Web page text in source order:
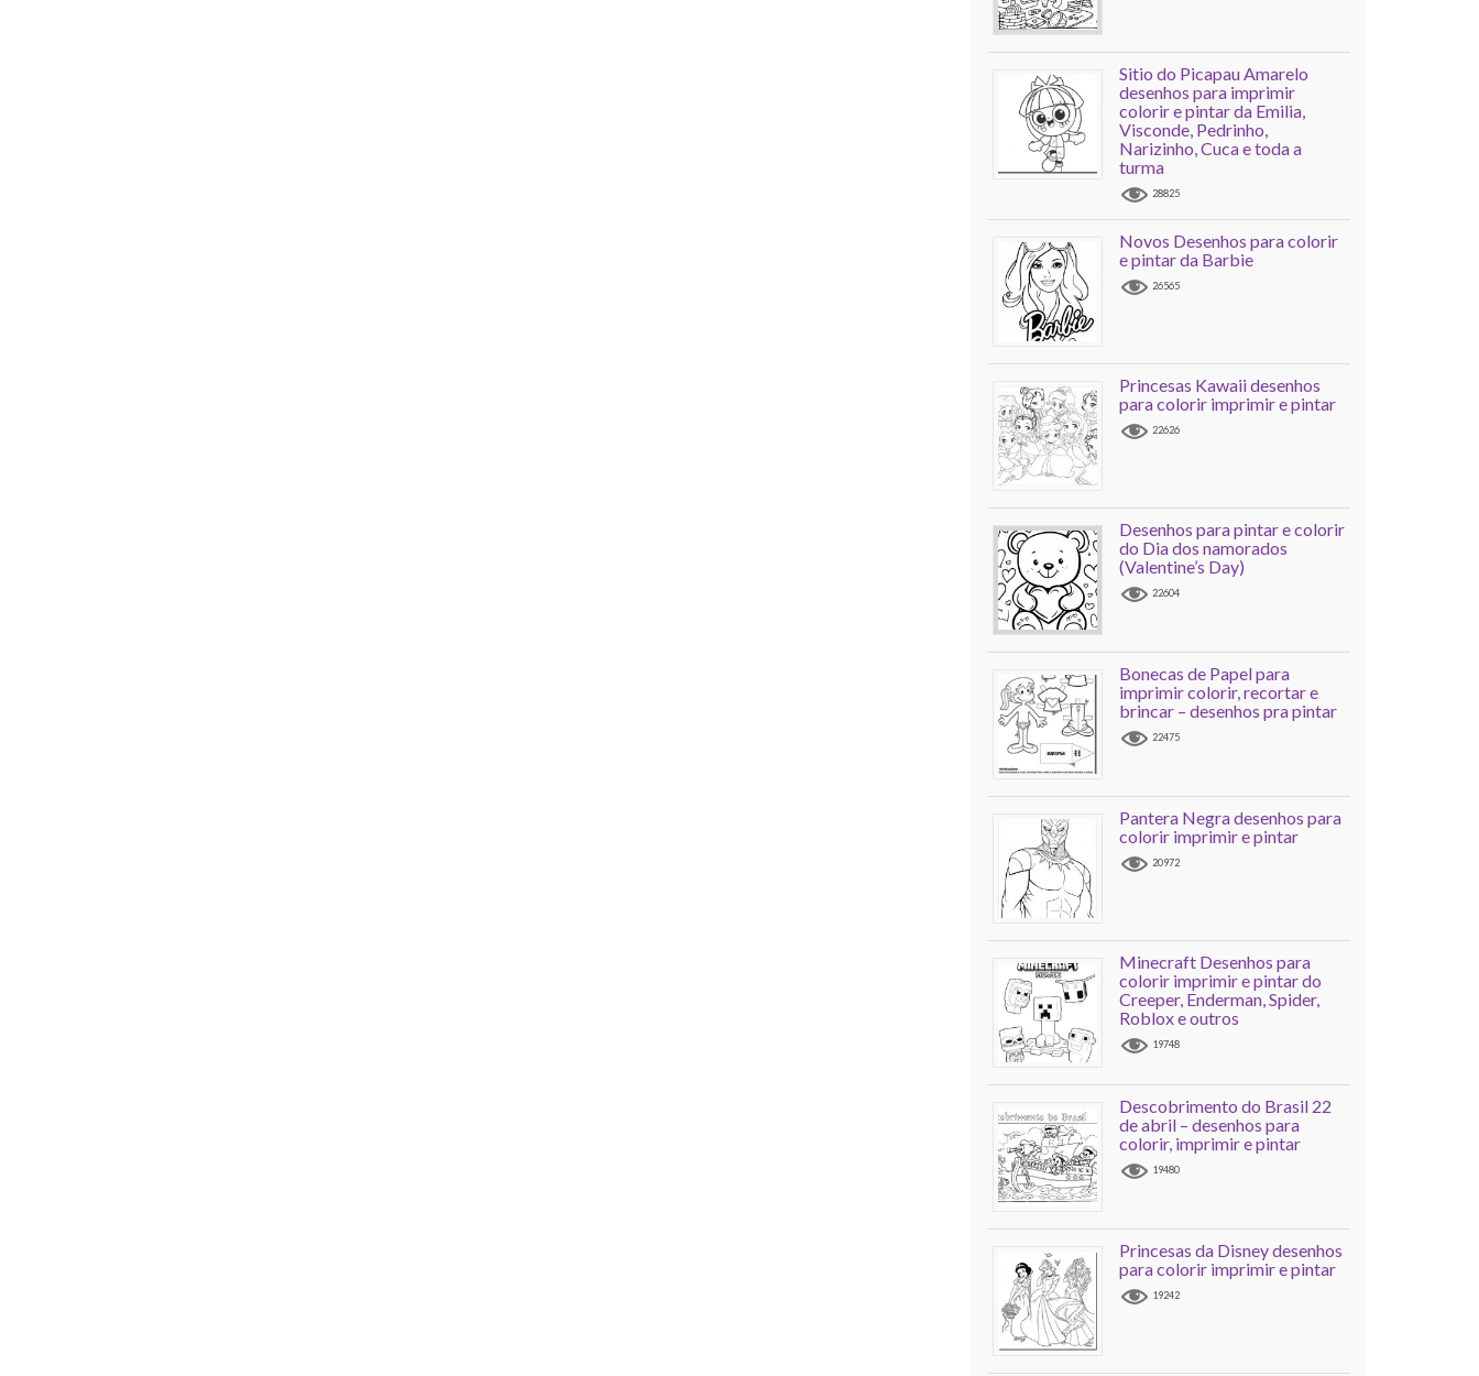
Sitio do Picapau Amarelo
desenhos para imprimir
colorir e pintar da Emilia,
Visconde, Pedrinho,
Narizinho, Cuca e toda a
turma
28825
Novos Desenhos para colorir
e pintar da Barbie
26565
Princesas Kawaii desenhos
para colorir imprimir e pintar
22626
Desenhos para pintar e colorir
do Dia dos namorados
(Valentine’s Day)
22604
Bonecas de Papel para
imprimir colorir, recortar e
brincar – desenhos pra pintar
22475
Pantera Negra desenhos para
colorir imprimir e pintar
20972
Minecraft Desenhos para
colorir imprimir e pintar do
Creeper, Enderman, Spider,
Roblox e outros
19748
Descobrimento do Brasil 22
de abril – desenhos para
colorir, imprimir e pintar
19480
Princesas da Disney desenhos
para colorir imprimir e pintar
19242